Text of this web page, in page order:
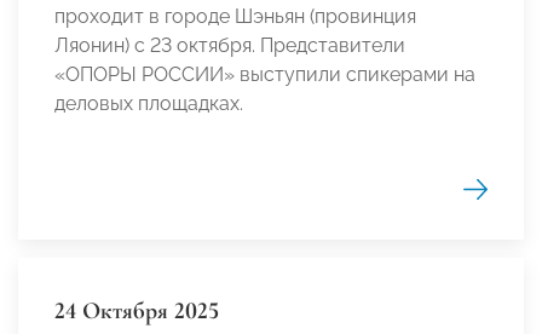
проходит в городе Шэньян (провинция
Ляонин) с 23 октября. Представители
«ОПОРЫ РОССИИ» выступили спикерами на
деловых площадках.
24 Октября 2025